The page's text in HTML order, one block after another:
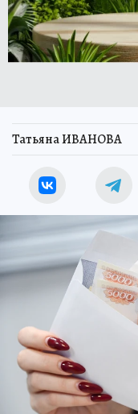
Татьяна ИВАНОВА